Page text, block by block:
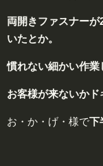
両開きファスナー
いたとか。
慣れない細かい作業
お客様が来ないかド
お・か・げ・様で下